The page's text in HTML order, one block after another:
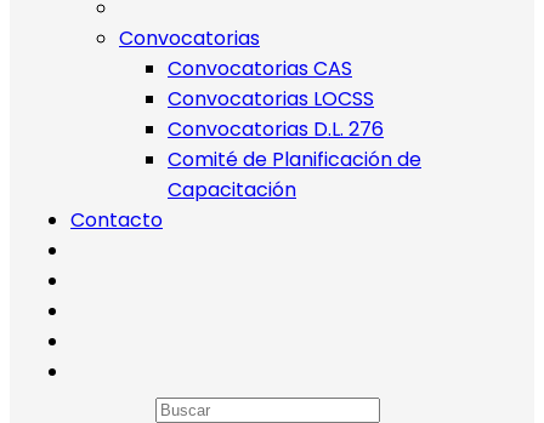
Convocatorias
Convocatorias CAS
Convocatorias LOCSS
Convocatorias D.L. 276
Comité de Planificación de
Capacitación
Contacto